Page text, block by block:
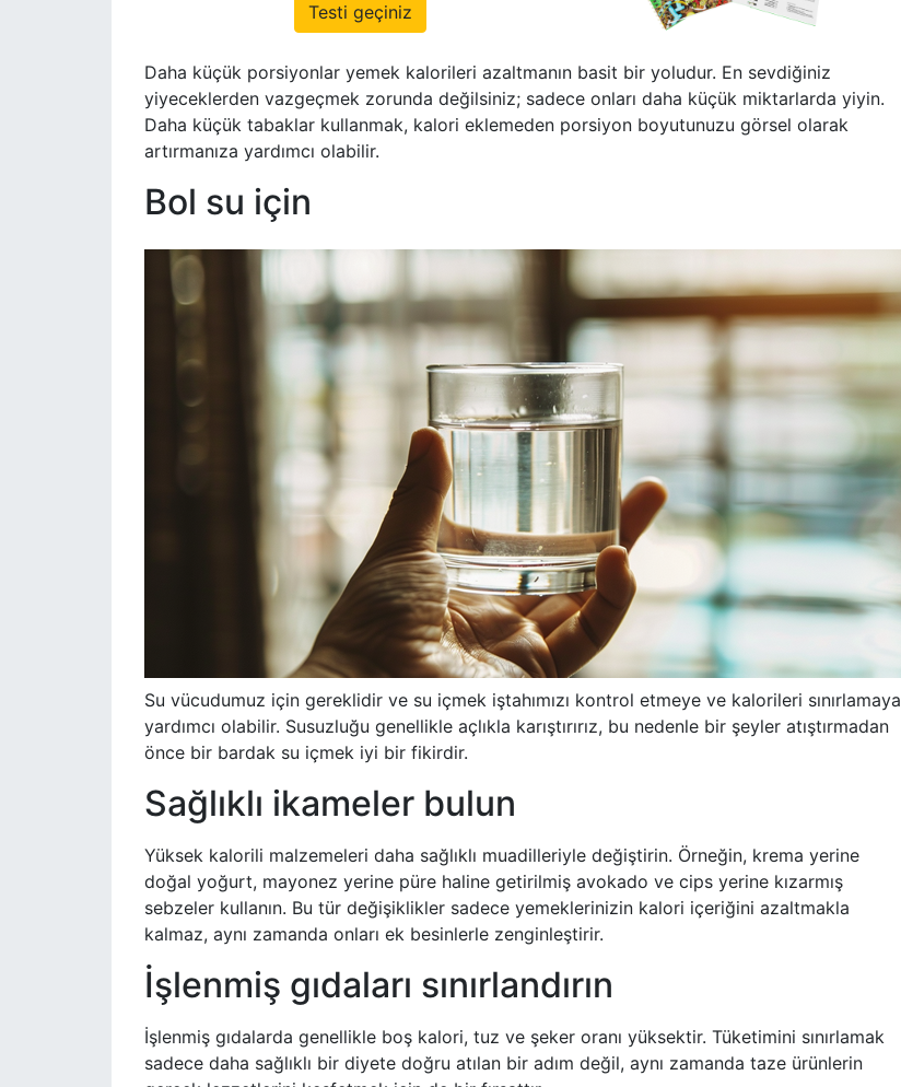
Testi geçiniz
Daha küçük porsiyonlar yemek kalorileri azaltmanın basit bir yoludur. En sevdiğiniz
yiyeceklerden vazgeçmek zorunda değilsiniz; sadece onları daha küçük miktarlarda yiyin.
Daha küçük tabaklar kullanmak, kalori eklemeden porsiyon boyutunuzu görsel olarak
artırmanıza yardımcı olabilir.
Bol su için
Su vücudumuz için gereklidir ve su içmek iştahımızı kontrol etmeye ve kalorileri sınırlamaya
yardımcı olabilir. Susuzluğu genellikle açlıkla karıştırırız, bu nedenle bir şeyler atıştırmadan
önce bir bardak su içmek iyi bir fikirdir.
Sağlıklı ikameler bulun
Yüksek kalorili malzemeleri daha sağlıklı muadilleriyle değiştirin. Örneğin, krema yerine
doğal yoğurt, mayonez yerine püre haline getirilmiş avokado ve cips yerine kızarmış
sebzeler kullanın. Bu tür değişiklikler sadece yemeklerinizin kalori içeriğini azaltmakla
kalmaz, aynı zamanda onları ek besinlerle zenginleştirir.
İşlenmiş gıdaları sınırlandırın
İşlenmiş gıdalarda genellikle boş kalori, tuz ve şeker oranı yüksektir. Tüketimini sınırlamak
sadece daha sağlıklı bir diyete doğru atılan bir adım değil, aynı zamanda taze ürünlerin